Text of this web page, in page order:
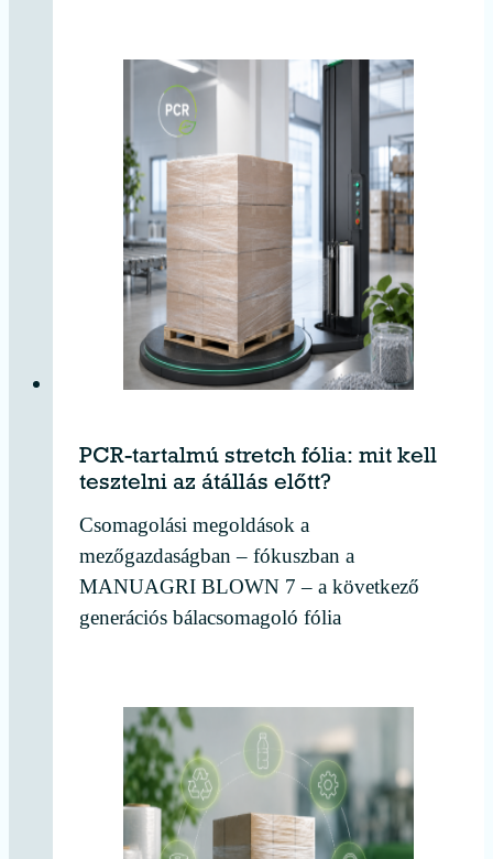
PCR-tartalmú stretch fólia: mit kell
tesztelni az átállás előtt?
Csomagolási megoldások a
mezőgazdaságban – fókuszban a
MANUAGRI BLOWN 7 – a következő
generációs bálacsomagoló fólia